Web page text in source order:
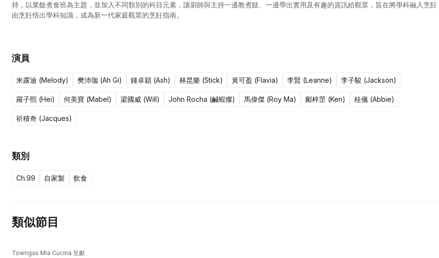
持，以業餘煮食班為主題，並加入不同類別的科目元素，讓廚師與主持一邊教煮餸、一邊帶出實用及有趣的資訊給觀眾，旨在將學科融入烹飪
由烹飪悟出學科知識，成為新一代家庭觀眾的烹飪指南。
演員
米露迪 (Melody) 樊沛珈 (Ah Gi) 鍾卓穎 (Ash) 林昆樂 (Stick) 黃可盈 (Flavia) 李賢 (Leanne) 李子駿 (Jackson)
羅子熙 (Hei) 何美寶 (Mabel) 梁國威 (Will) John Rocha (鹹蝦燦) 馬偉傑 (Roy Ma) 鄺梓罡 (Ken) 桂儀 (Abbie)
祈積奇 (Jacques)
類別
Ch.99 自家製 飲食
類似節目
Towngas Mia Cucina 呈獻